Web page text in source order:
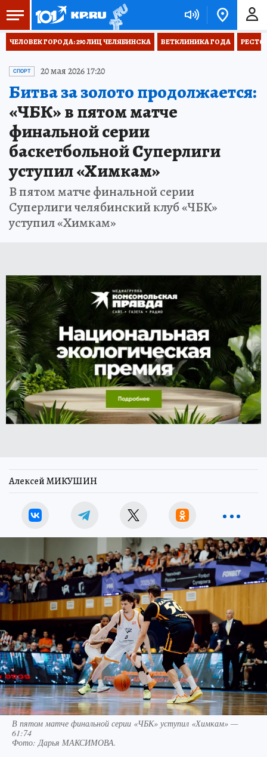
ЧЕЛОВЕК ГОРОДА: 290 ЛИЦ ЧЕЛЯБИНСКА ВЕТКЛИНИКА ГОДА
СПОРТ 20 мая 2026 17:20
Битва за золото продолжается:
«ЧБК» в пятом матче
финальной серии
баскетбольной Суперлиги
уступил «Химкам»
В пятом матче финальной серии
Суперлиги челябинский клуб «ЧБК»
уступил «Химкам»
Алексей МИКУШИН
В пятом матче финальной серии «ЧБК» уступил «Химкам» —
61:74
Фото: Дарья МАКСИМОВА.